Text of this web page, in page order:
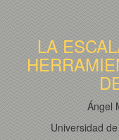
LA
Ángel
Universidad